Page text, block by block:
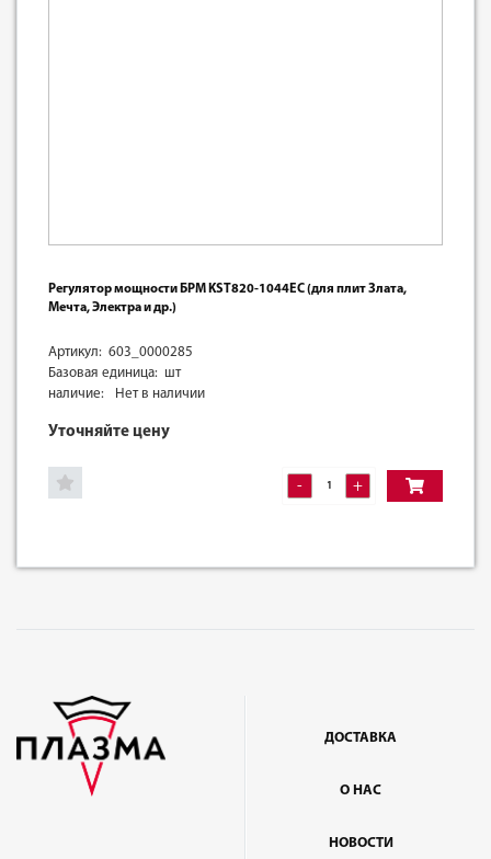
Регулятор мощности БРМ KST820-1044EC (для плит Злата,
Мечта, Электра и др.)
Артикул: 603_0000285
Базовая единица: шт
наличие:
Нет в наличии
Уточняйте цену
- +
ДОСТАВКА
О НАС
НОВОСТИ